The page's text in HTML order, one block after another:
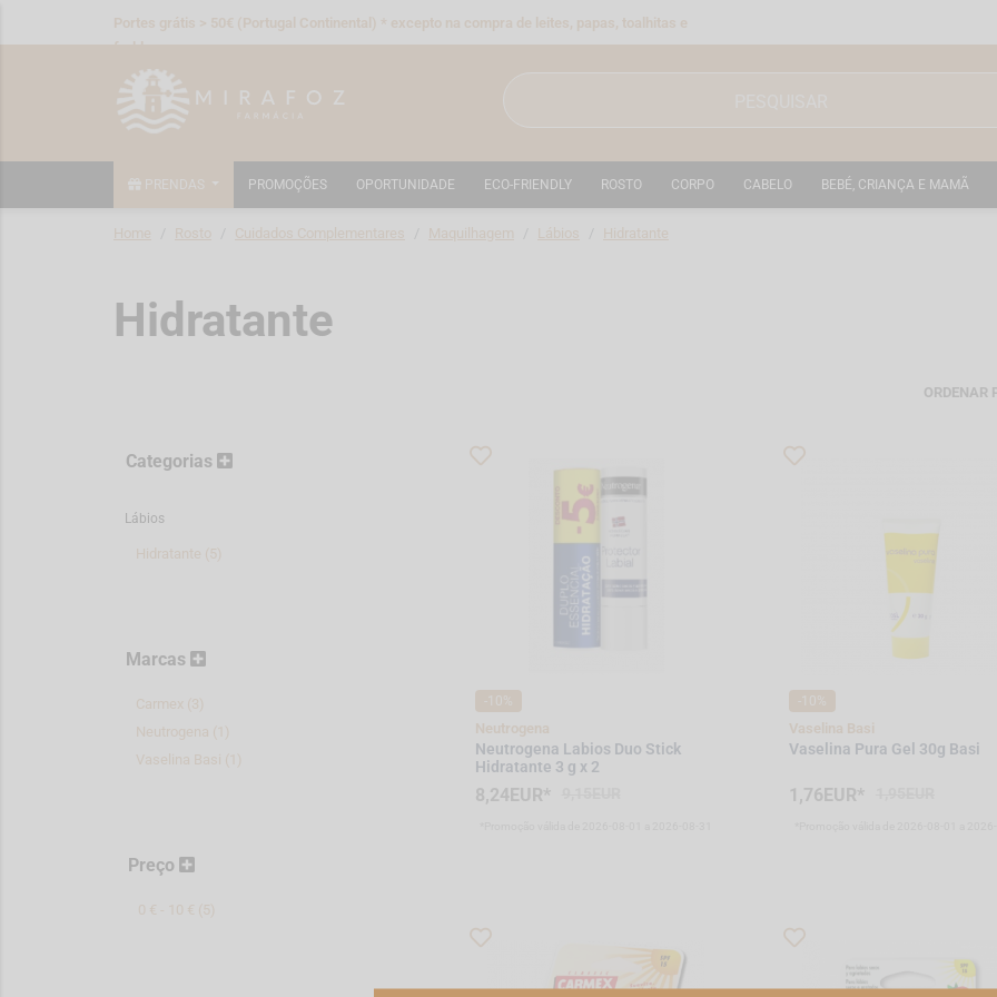
Portes grátis > 50€ (Portugal Continental) * excepto na compra de leites, papas, toalhitas e
fraldas
PRENDAS PROMOÇÕES OPORTUNIDADE ECO-FRIENDLY ROSTO CORPO CABELO BEBÉ, CRIANÇA E MAMÃ
Home Rosto Cuidados Complementares Maquilhagem Lábios Hidratante
Hidratante
Categorias
Lábios
Hidratante (5)
Marcas
Carmex (3)
Neutrogena (1)
Vaselina Basi (1)
Preço
0 € - 10 € (5)
ORDENAR
Neutrogena
Neutrogena Labios Duo Stick
Hidratante 3 g x 2
8,24EUR*
Vaselina Basi
Vaselina Pura Gel 30g Basi
1,76EUR*